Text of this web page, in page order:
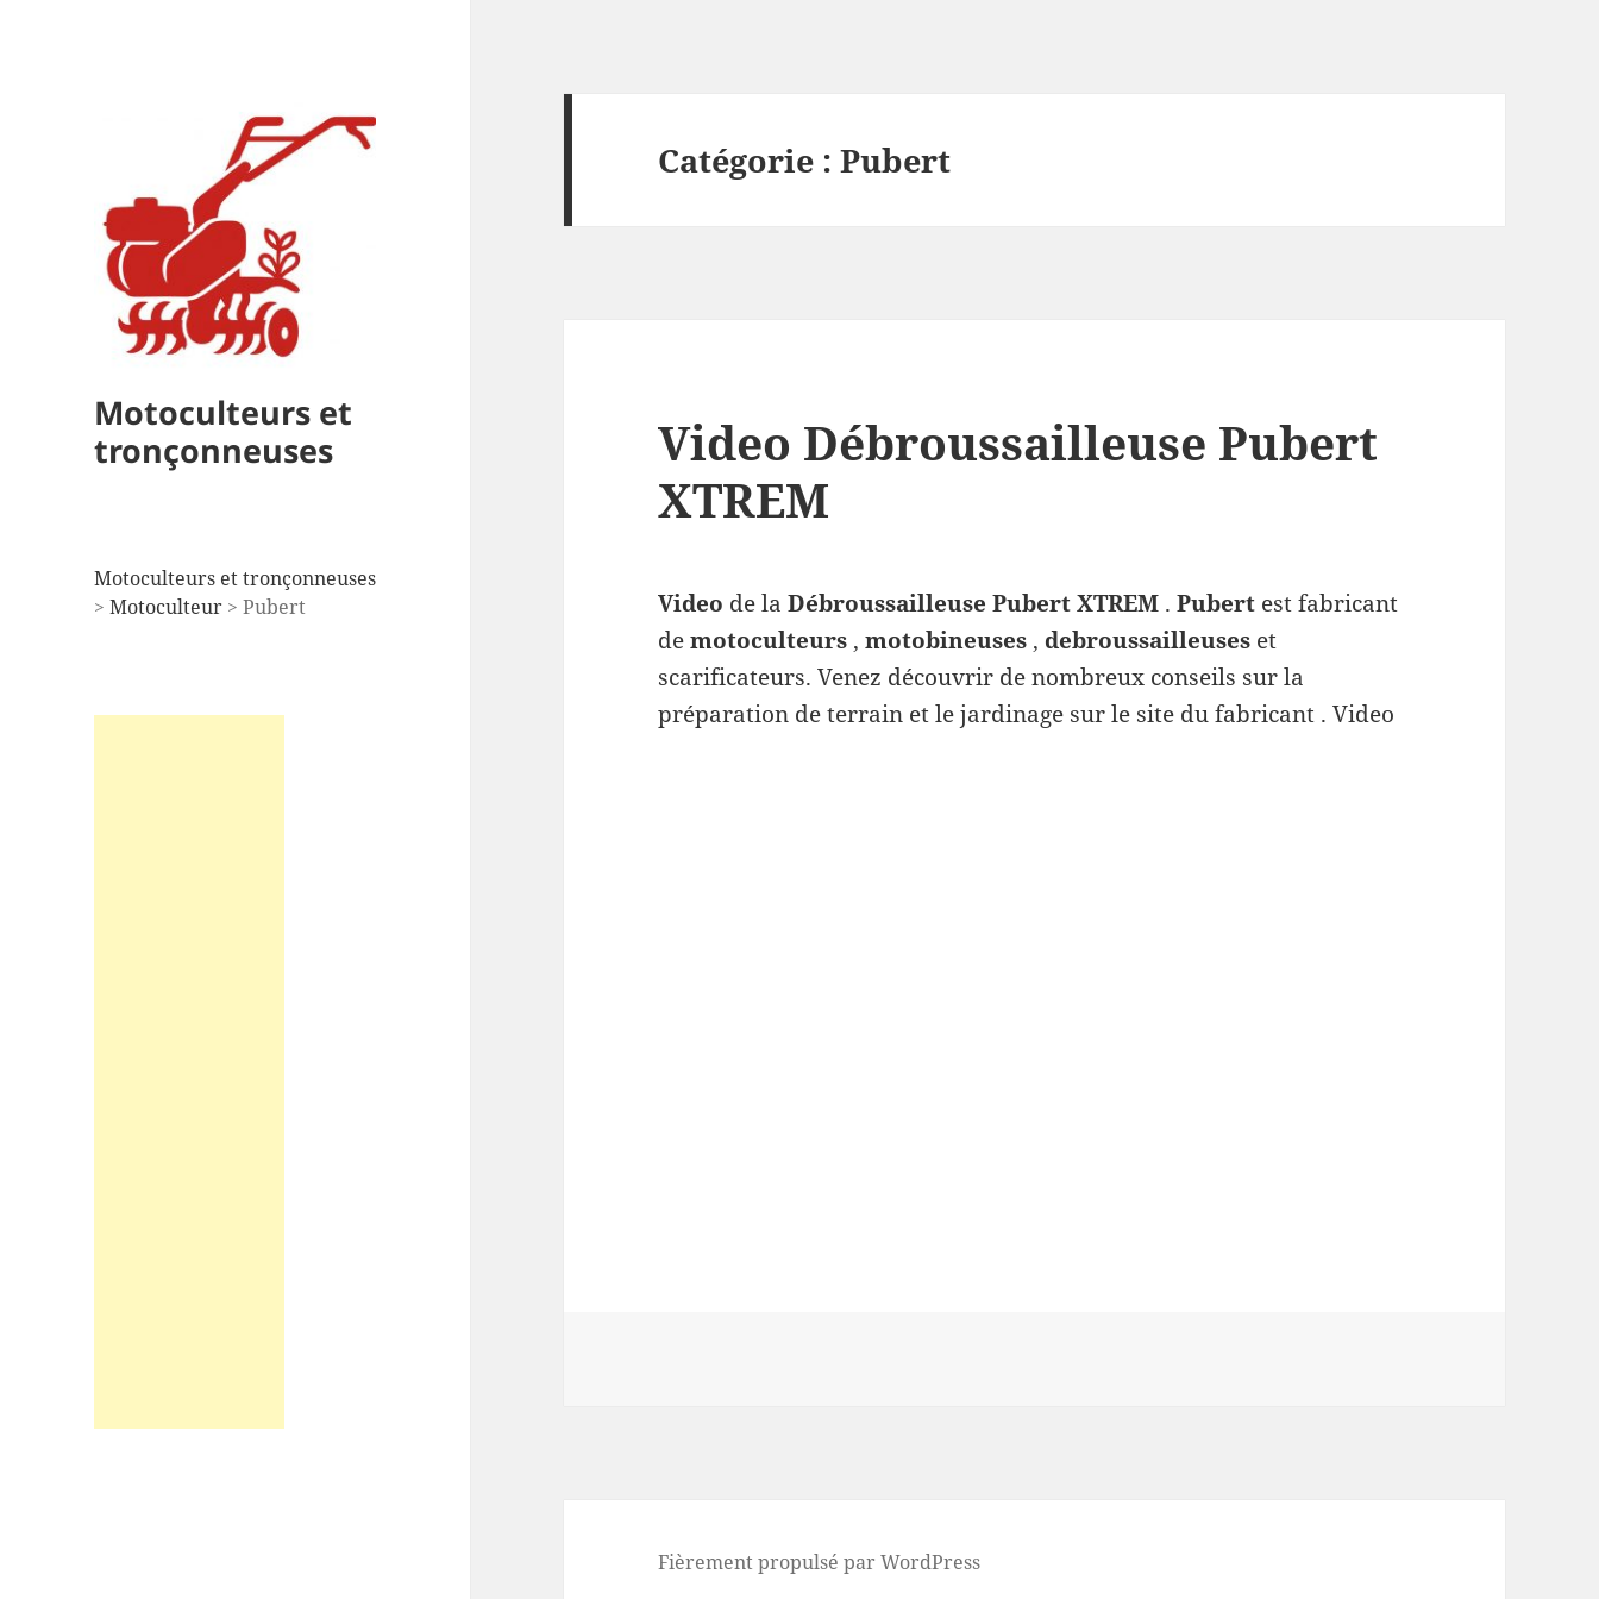
Motoculteurs et
tronçonneuses
Motoculteurs et tronçonneuses
>Motoculteur > Pubert
Catégorie :Pubert
Video Débroussailleuse Pubert
XTREM
Video de laDébroussailleuse Pubert XTREM .Pubert est fabricant
demotoculteurs ,motobineuses , debroussailleuses et
scarificateurs. Venez découvrir de nombreux conseils sur la
préparation de terrain et le jardinage sur le site du fabricant . Video
Fièrement propulsé par WordPress